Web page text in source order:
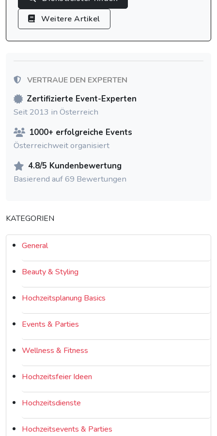
Weitere Artikel
VERTRAUE DEN EXPERTEN
Zertifizierte Event-Experten
Seit 2013 in Österreich
1000+ erfolgreiche Events
Österreichweit organisiert
4.8/5 Kundenbewertung
Basierend auf 69 Bewertungen
KATEGORIEN
General
Beauty & Styling
Hochzeitsplanung Basics
Events & Parties
Wellness & Fitness
Hochzeitsfeier Ideen
Hochzeitsdienste
Hochzeitsevents & Parties